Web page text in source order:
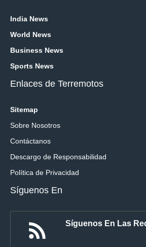
India News
World News
Business News
Sports News
Enlaces de Terremotos
Sitemap
Sobre Nosotros
Contáctanos
Descargo de Responsabilidad
Política de Privacidad
Síguenos En
Síguenos En Las